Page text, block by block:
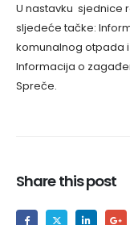
U nastavku sjednice
sljedeće tačke:
komunalnog otpada
Informacija o
Spreče.
Share this post